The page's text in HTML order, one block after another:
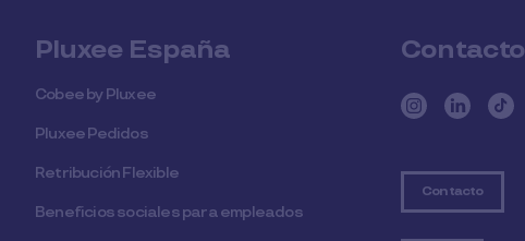
Pluxee España
Cobee by Pluxee
Pluxee Pedidos
Retribución Flexible
Beneficios sociales para empleados
Contacto
Contacto